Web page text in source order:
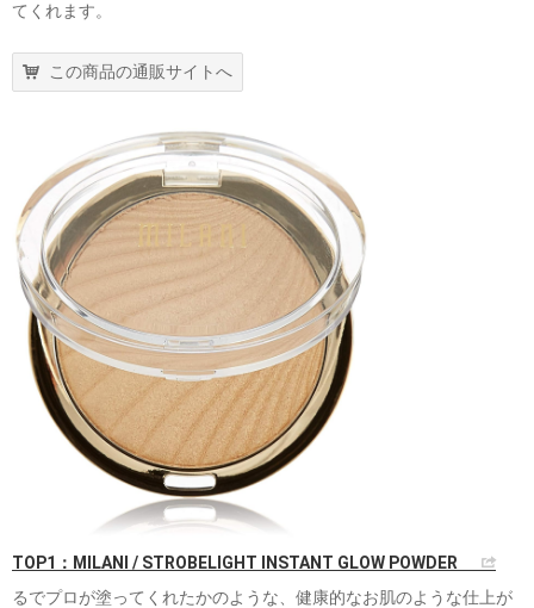
てくれます。
この商品の通販サイトへ
TOP1：MILANI / STROBELIGHT INSTANT GLOW POWDER
るでプロが塗ってくれたかのような、健康的なお肌のような仕上が